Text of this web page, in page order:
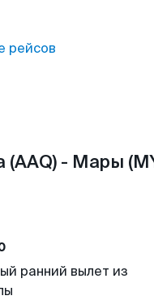
рейсов
- Мары
ранний вылет из